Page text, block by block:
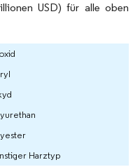
USD) für alle oben
Harztyp